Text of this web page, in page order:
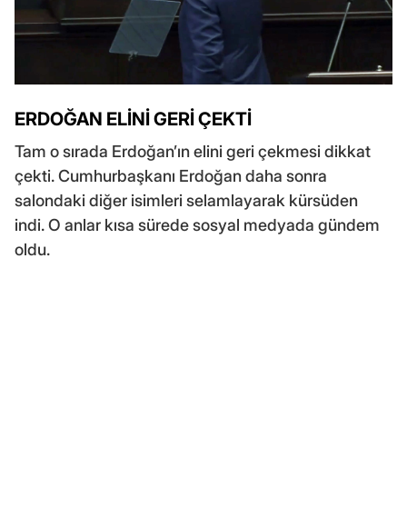
ERDOĞAN ELİNİ GERİ ÇEKTİ
Tam o sırada Erdoğan’ın elini geri çekmesi dikkat
çekti. Cumhurbaşkanı Erdoğan daha sonra
salondaki diğer isimleri selamlayarak kürsüden
indi. O anlar kısa sürede sosyal medyada gündem
oldu.